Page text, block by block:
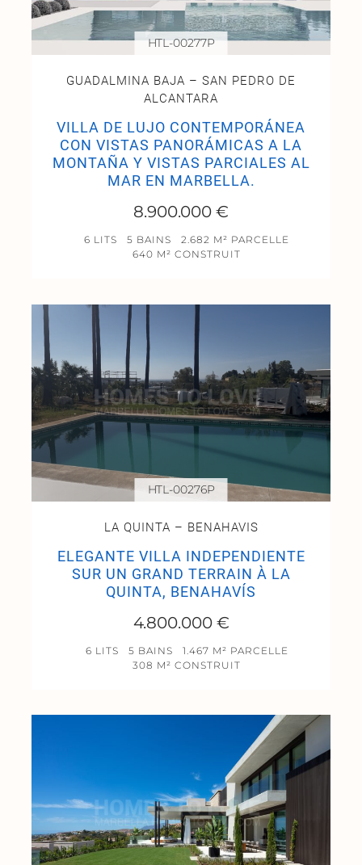
GUADALMINA BAJA – SAN PEDRO DE
ALCANTARA
VILLA DE LUJO CONTEMPORÁNEA
CON VISTAS PANORÁMICAS A LA
MONTAÑA Y VISTAS PARCIALES AL
MAR EN MARBELLA.
8.900.000 €
6 LITS 5 BAINS
2.682 M² PARCELLE
640 M² CONSTRUIT
HTL-00277P
LA QUINTA – BENAHAVIS
ELEGANTE VILLA INDEPENDIENTE
SUR UN GRAND TERRAIN À LA
QUINTA, BENAHAVÍS
4.800.000 €
6 LITS 5 BAINS
1.467 M² PARCELLE
308 M² CONSTRUIT
HTL-00276P